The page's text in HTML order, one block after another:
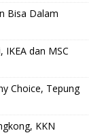
Bisa Dalam
IKEA dan MSC
Choice, Tepung
KKN